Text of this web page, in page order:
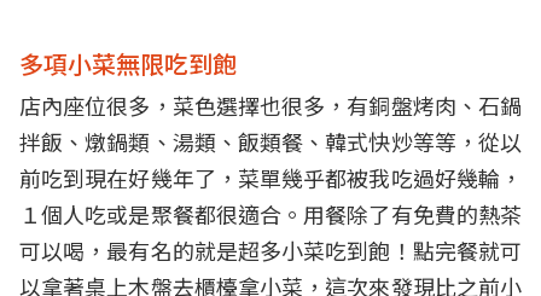
多項小菜無限吃到飽
店內座位很多，菜色選擇也很多，有銅盤烤肉、石鍋
拌飯、燉鍋類、湯類、飯類餐、韓式快炒等等，從以
前吃到現在好幾年了，菜單幾乎都被我吃過好幾輪，
１個人吃或是聚餐都很適合。用餐除了有免費的熱茶
可以喝，最有名的就是超多小菜吃到飽！點完餐就可
以拿著桌上木盤去櫃檯拿小菜，這次來發現比之前小